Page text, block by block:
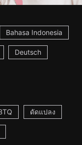
Bahasa Indonesia
Deutsch
ดัดแปลง